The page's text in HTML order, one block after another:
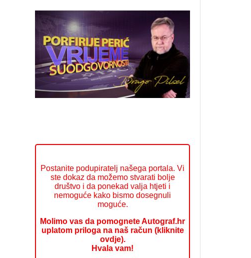
Postanite podupiratelj našega portala. Vi
ste dokaz da možemo stvarati bolje
društvo i da ponekad valja htjeti i
nemoguće kako bismo dosegnuli
moguće.
Molimo vas da pomognete Autograf.hr
uplatom priloga na naš račun (kliknite
ovdje).
Hvala vam!